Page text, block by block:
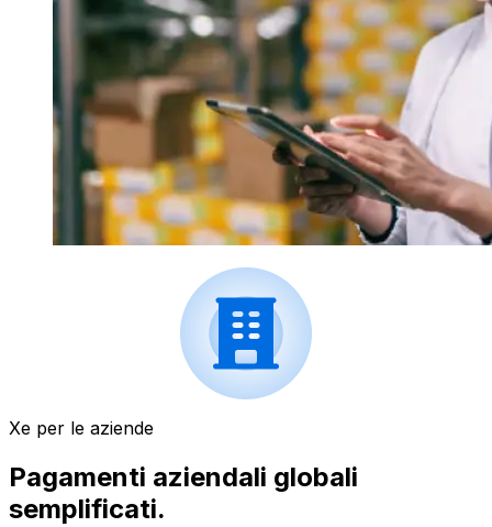
Xe per le aziende
Pagamenti aziendali globali
semplificati.